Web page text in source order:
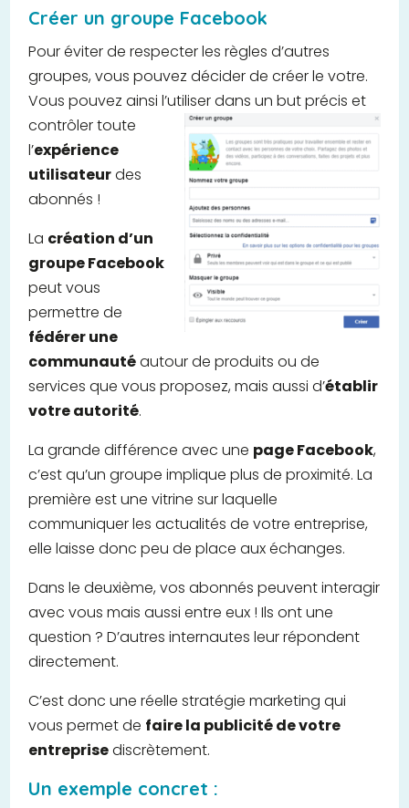
Créer un groupe Facebook
Pour éviter de respecter les règles d’autres
groupes, vous pouvez décider de créer le votre.
Vous pouvez ainsi l’utiliserdans un but précis et
contrôler toute
l’expérience
utilisateurdes
abonnés !
La création d’un
groupe Facebook
peut vous
permettre de
fédérer une
communautéautour de produits ou de
services que vous proposez, mais aussi d’établir
votre autorité.
La grande différence avec une page Facebook,
c’est qu’un groupe implique plus de proximité. La
première est une vitrine sur laquelle
communiquer les actualités de votre entreprise,
elle laisse donc peu de place aux échanges.
Dans le deuxième, vos abonnés peuvent interagir
avec vous mais aussi entre eux ! Ils ont une
question ? D’autres internautes leur répondent
directement.
C’est donc une réelle stratégie marketing qui
vous permet de faire la publicité de votre
entreprisediscrètement.
Un exemple concret :